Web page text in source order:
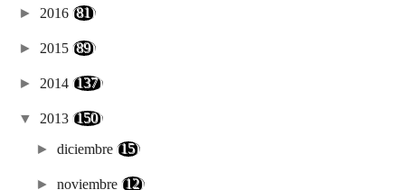
► 2016 (81)
► 2015 (89)
► 2014 (137)
▼ 2013 (150)
►diciembre (15)
►noviembre (12)